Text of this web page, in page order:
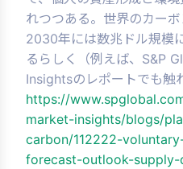
れつつある。世界のカーボ
2030年には数兆ドル規模
るらしく（例えば、S&P
Insightsのレポートでも触
https://
market-insights/blogs/
carbon/112222-
forecast-outlook-supply-